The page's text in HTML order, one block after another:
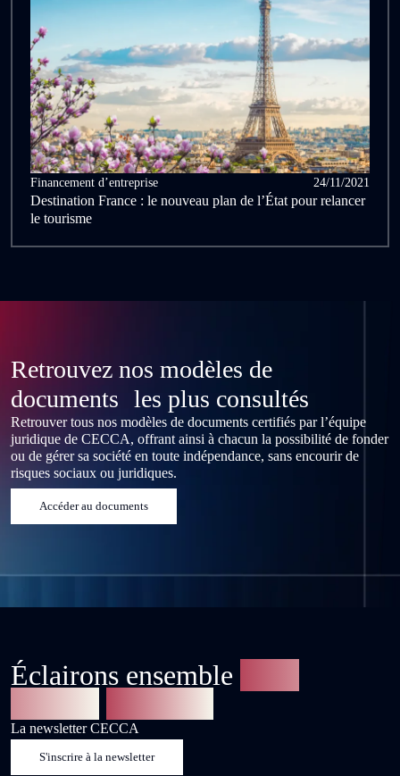
Financement d’entreprise 24/11/2021
Destination France : le nouveau plan de l’État pour relancer
le tourisme
Retrouvez nos modèles de
documents les plus consultés
Retrouver tous nos modèles de documents certifiés par l’équipe
juridique de CECCA, offrant ainsi à chacun la possibilité de fonder
ou de gérer sa société en toute indépendance, sans encourir de
risques sociaux ou juridiques.
Accéder au documents
Éclairons ensemble
La newsletter CECCA
S'inscrire à la newsletter